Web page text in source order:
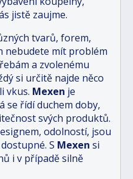
jistě zaujme.
tvarů, forem,
nebudete mít problém
a zvolenému
si určitě najde něco
vkus. Mexen je
se řídí duchem doby,
svých produktů.
odolností, jsou
S Mexen si
i v případě silně